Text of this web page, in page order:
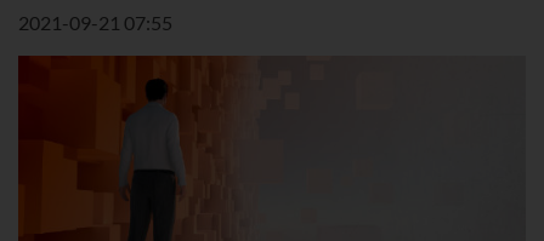
2021-09-21 07:55